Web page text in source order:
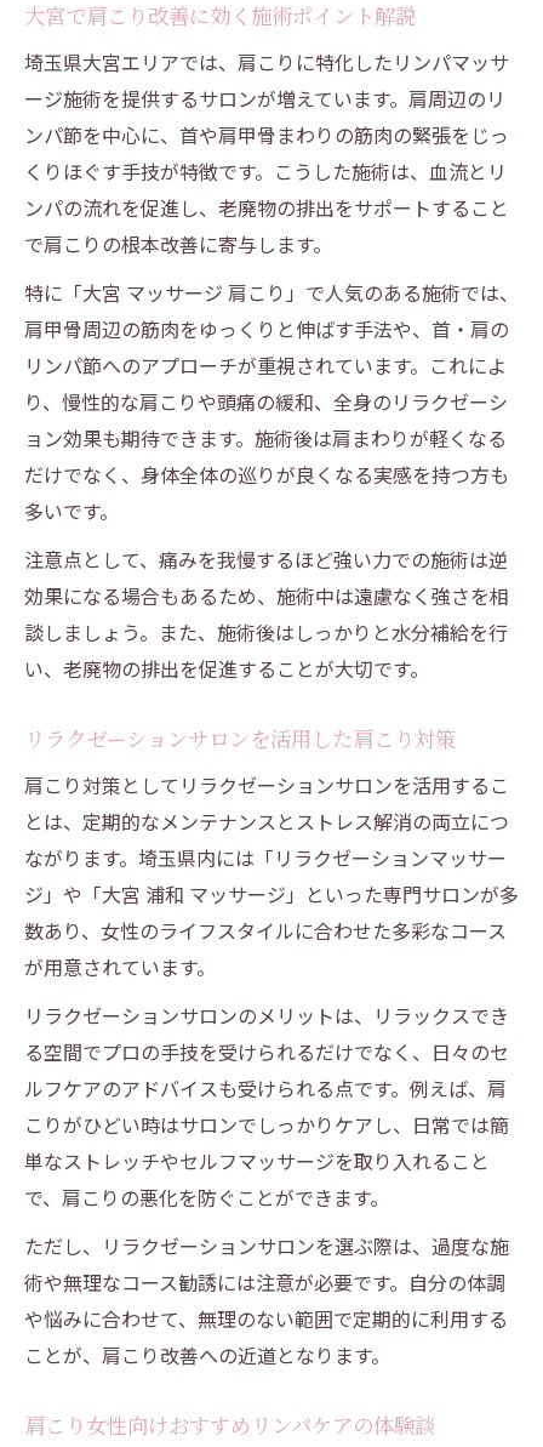
大宮で肩こり改善に効く施術ポイント解説
埼玉県大宮エリアでは、肩こりに特化したリンパマッサ
ージ施術を提供するサロンが増えています。肩周辺のリ
ンパ節を中心に、首や肩甲骨まわりの筋肉の緊張をじっ
くりほぐす手技が特徴です。こうした施術は、血流とリ
ンパの流れを促進し、老廃物の排出をサポートすること
で肩こりの根本改善に寄与します。
特に「大宮 マッサージ 肩こり」で人気のある施術では、
肩甲骨周辺の筋肉をゆっくりと伸ばす手法や、首・肩の
リンパ節へのアプローチが重視されています。これによ
り、慢性的な肩こりや頭痛の緩和、全身のリラクゼーシ
ョン効果も期待できます。施術後は肩まわりが軽くなる
だけでなく、身体全体の巡りが良くなる実感を持つ方も
多いです。
注意点として、痛みを我慢するほど強い力での施術は逆
効果になる場合もあるため、施術中は遠慮なく強さを相
談しましょう。また、施術後はしっかりと水分補給を行
い、老廃物の排出を促進することが大切です。
リラクゼーションサロンを活用した肩こり対策
肩こり対策としてリラクゼーションサロンを活用するこ
とは、定期的なメンテナンスとストレス解消の両立につ
ながります。埼玉県内には「リラクゼーションマッサー
ジ」や「大宮 浦和 マッサージ」といった専門サロンが多
数あり、女性のライフスタイルに合わせた多彩なコース
が用意されています。
リラクゼーションサロンのメリットは、リラックスでき
る空間でプロの手技を受けられるだけでなく、日々のセ
ルフケアのアドバイスも受けられる点です。例えば、肩
こりがひどい時はサロンでしっかりケアし、日常では簡
単なストレッチやセルフマッサージを取り入れること
で、肩こりの悪化を防ぐことができます。
ただし、リラクゼーションサロンを選ぶ際は、過度な施
術や無理なコース勧誘には注意が必要です。自分の体調
や悩みに合わせて、無理のない範囲で定期的に利用する
ことが、肩こり改善への近道となります。
肩こり女性向けおすすめリンパケアの体験談